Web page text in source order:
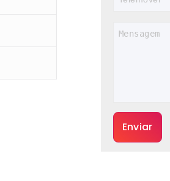
Enviar